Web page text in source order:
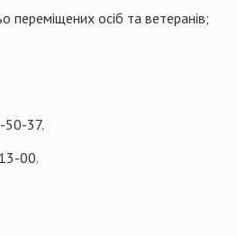
переміщених осіб та ветеранів;
50-37.
00.